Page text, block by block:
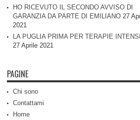
HO RICEVUTO IL SECONDO AVVISO DI
GARANZIA DA PARTE DI EMILIANO 27
2021
LA PUGLIA PRIMA PER TERAPIE
27 Aprile 2021
PAGINE
Chi sono
Contattami
Home